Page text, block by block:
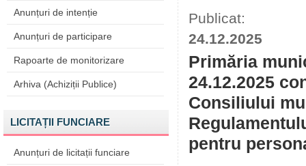
Anunțuri de intenție
Anunțuri de participare
Rapoarte de monitorizare
Arhiva (Achiziții Publice)
LICITAȚII FUNCIARE
Anunțuri de licitații funciare
Publicat:
24.12.2025
Primăria
24.12.2025
Consiliului
pentru